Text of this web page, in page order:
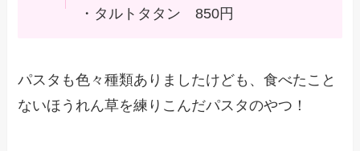
・タルトタタン 850円
パスタも色々種類ありましたけども、食べたこと
ないほうれん草を練りこんだパスタのやつ！